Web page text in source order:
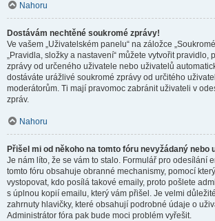
Nahoru
Dostávám nechtěné soukromé zprávy!
Ve vašem „Uživatelském panelu“ na záložce
„Pravidla, složky a nastavení“ můžete vytvořit pravidlo,
zprávy od určeného uživatele nebo uživatelů
dostáváte urážlivé soukromé zprávy od určitého
moderátorům. Ti mají pravomoc zabránit uživateli v
zpráv.
Nahoru
Přišel mi od někoho na tomto fóru nevyžádaný nebo
Je nám líto, že se vám to stalo. Formulář pro odesílání
tomto fóru obsahuje obranné mechanismy, pomocí
vystopovat, kdo posílá takové emaily, proto pošlete
s úplnou kopií emailu, který vám přišel. Je velmi
zahrnuty hlavičky, které obsahují podrobné údaje o
Administrátor fóra pak bude moci problém vyřešit.